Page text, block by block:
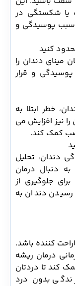
شکستگی در
پوسیدگی و
کنید
دندان را
و قرار
خطر ابتلا به
افزایش می
کند.
تحلیل
درمان
جلوگیری از
دندان به
کننده باشد.
درمان ریشه
تا دردتان
بدون درد